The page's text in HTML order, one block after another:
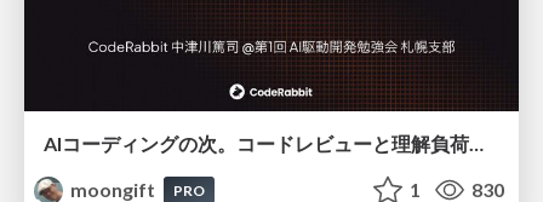
moongift
PRO 1 830